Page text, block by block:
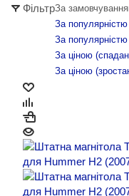
ФільтрЗа
За
За
За ціною
За ціною